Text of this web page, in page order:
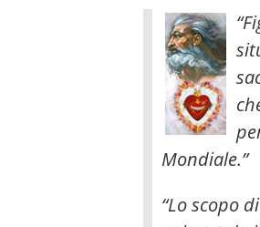
Mondiale.”
“Lo scopo